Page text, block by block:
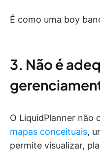
É como uma boy
3. Não é
O LiquidPlanner não
mapas conceituais,
permite visualizar,